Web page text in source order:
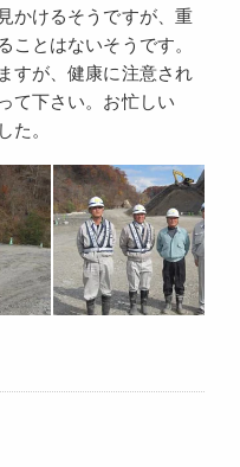
かけるそうですが、重
ことはないそうです。
すが、健康に注意され
て下さい。お忙しい
た。